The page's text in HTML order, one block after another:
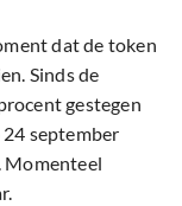
dat de token
Sinds de
gestegen
september
Momenteel